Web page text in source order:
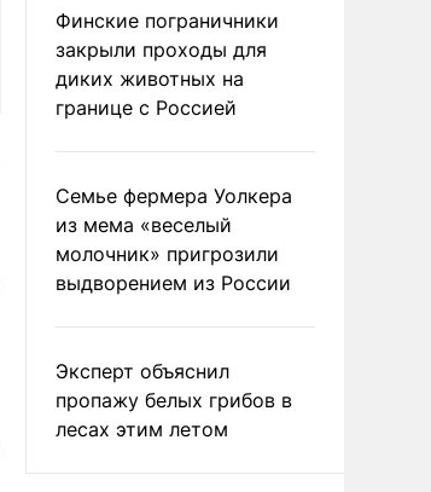
Финские пограничники
закрыли проходы для
диких животных на
границе с Россией
Семье фермера Уолкера
из мема «веселый
молочник» пригрозили
выдворением из России
Эксперт объяснил
пропажу белых грибов в
лесах этим летом